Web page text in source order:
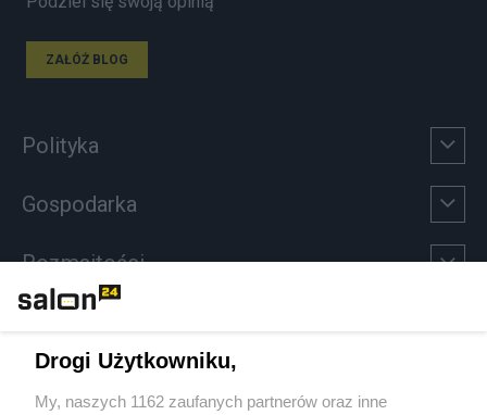
ZAŁÓŻ BLOG
Polityka
Gospodarka
Rozmaitości
Sport
Drogi Użytkowniku,
My, naszych 1162 zaufanych partnerów oraz inne